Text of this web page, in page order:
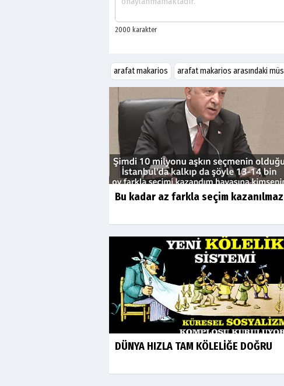
arafat makarios arafat makarios arasındaki
Bu kadar az farkla seçim kazanılmaz
DÜNYA HIZLA TAM KÖLELİĞE DOĞRU